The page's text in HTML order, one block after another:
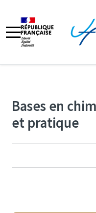
Bases en
et pratique